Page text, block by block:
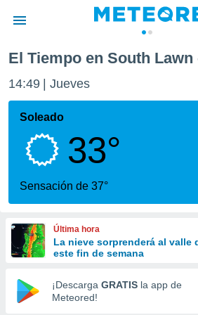
de
por
que se
calidad.
a este
las
y
forma
digital
basada
El Tiempo en South Lawn
14:49 Jueves
Soleado
33°
Sensación de 37°
Última hora
La nieve sorprenderá al valle
este fin de semana
¡Descarga GRATIS la app de
Meteored!